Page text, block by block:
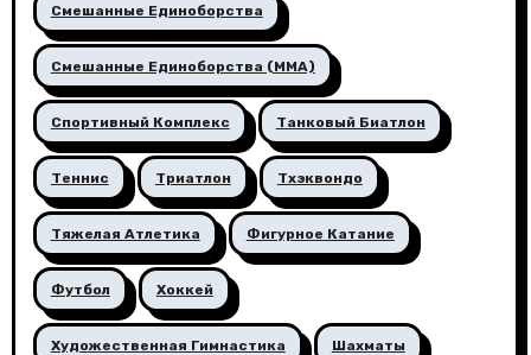
Смешанные Единоборства
Смешанные Единоборства (ММА)
Спортивный Комплекс Танковый Биатлон
Теннис Триатлон Тхэквондо
Тяжелая Атлетика Фигурное Катание
Футбол Хоккей
Художественная Гимнастика Шахматы